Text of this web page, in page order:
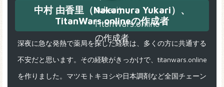
中村 由香里（Nakamura Yukari）、
TitanWars.onlineの作成者
深夜に急な発熱で薬局を探した経験は、多くの方に共通する
不安だと思います。その経験がきっかけで、titanwars.online
を作りました。マツモトキヨシや日本調剤など全国チェーン